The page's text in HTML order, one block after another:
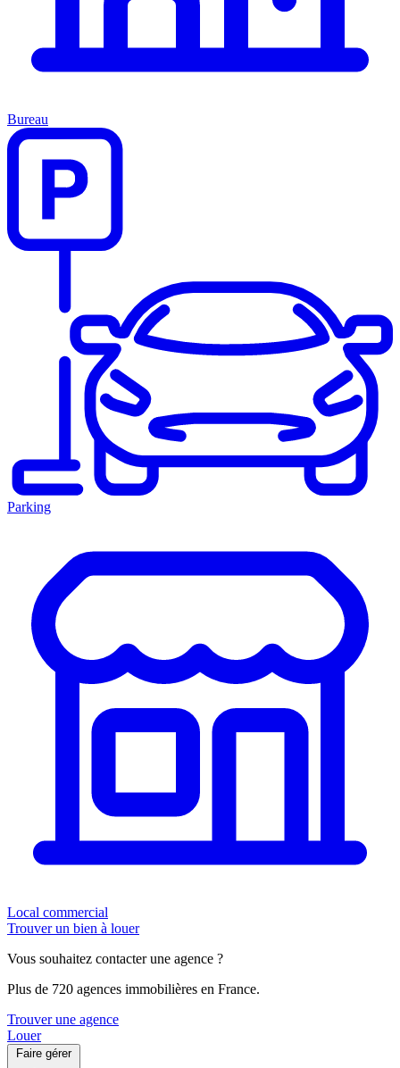
Bureau
Parking
Local commercial
Trouver un bien à louer
Vous souhaitez contacter une agence ?
Plus de 720 agences immobilières en France.
Trouver une agence
Louer
Faire gérer